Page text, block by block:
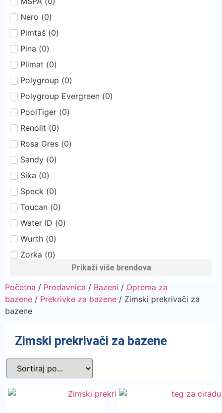
Nero (0)
Pimtaš (0)
Pina (0)
Plimat (0)
Polygroup (0)
Polygroup Evergreen (0)
PoolTiger (0)
Renolit (0)
Rosa Gres (0)
Sandy (0)
Sika (0)
Speck (0)
Toucan (0)
Water ID (0)
Wurth (0)
Zorka (0)
Prikaži više brendova
Početna / Prodavnica / Bazeni / Oprema za
bazene / Prekrivke za bazene / Zimski prekrivači za
bazene
Zimski prekrivači za bazene